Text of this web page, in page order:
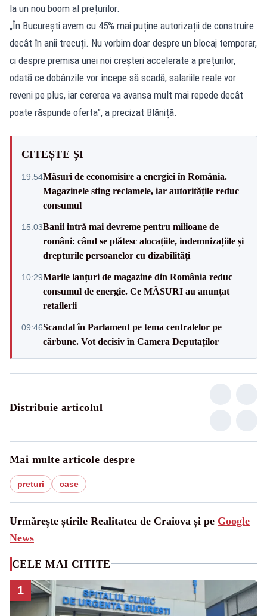
la un nou boom al prețurilor.
„În București avem cu 45% mai puține autorizații de construire
decât în anii trecuți. Nu vorbim doar despre un blocaj temporar,
ci despre premisa unei noi creșteri accelerate a prețurilor,
odată ce dobânzile vor începe să scadă, salariile reale vor
reveni pe plus, iar cererea va avansa mult mai repede decât
poate răspunde oferta”, a precizat Blăniță.
CITEȘTE ȘI
19:54Măsuri de economisire a energiei în România.
Magazinele sting reclamele, iar autoritățile reduc
consumul
15:03Banii intră mai devreme pentru milioane de
români: când se plătesc alocațiile, indemnizațiile și
drepturile persoanelor cu dizabilități
10:29Marile lanțuri de magazine din România reduc
consumul de energie. Ce MĂSURI au anunțat
retailerii
09:46Scandal în Parlament pe tema centralelor pe
cărbune. Vot decisiv în Camera Deputaților
Distribuie articolul
Mai multe articole despre
preturi case
Urmărește știrile Realitatea de Craiova și pe Google
News
CELE MAI CITITE
1